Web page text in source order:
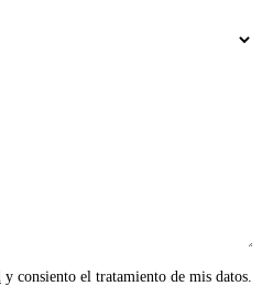
y consiento el tratamiento de mis datos.